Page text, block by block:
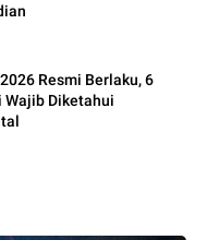
Resmi Berlaku, 6
Wajib Diketahui